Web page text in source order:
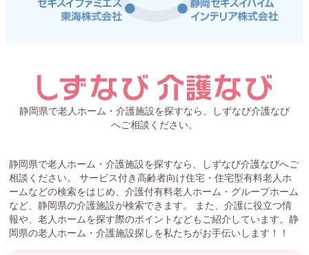
静岡県で老人ホーム・介護施設を探すなら、しずなび介護なび
へご相談ください。
静岡県で老人ホーム・介護施設を探すなら、しずなび介護なびへご
相談ください。 サービス付き高齢者向け住宅・住宅型有料老人ホ
ームなどの検索をはじめ、介護付有料老人ホーム・グループホーム
など、静岡県の介護施設が検索できます。 また、介護に役立つ情
報や、老人ホームを探す際のポイントなどもご紹介しています。静
岡県の老人ホーム・介護施設探しを私たちがお手伝いします！！